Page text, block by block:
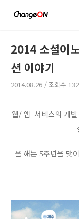
2014 소셜이
션 이야기
2014.08.26 / 조회수
웹/ 앱 서비스의 개발
올 해는 5주년을 맞